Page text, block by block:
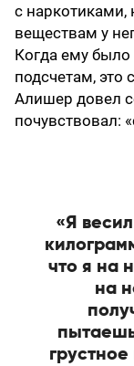
с
веществам у
Когда ему
подсчетам, это
Алишер довел
почувствовал:
«Я
что я на
на